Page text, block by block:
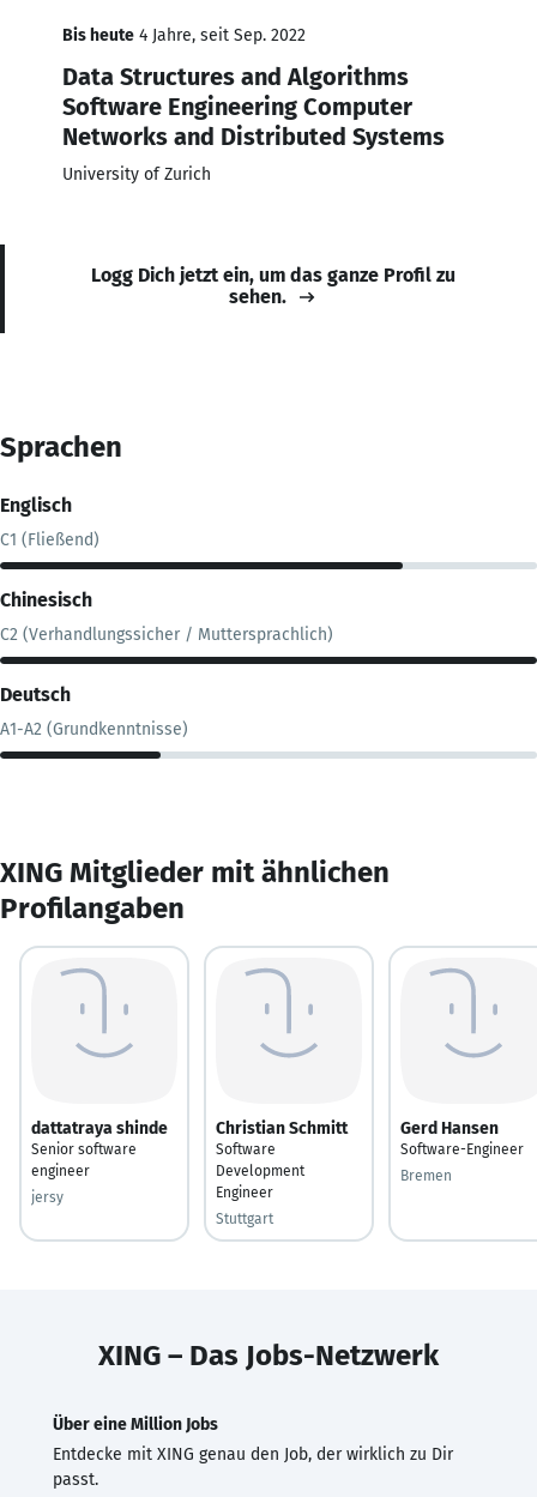
Bis heute 4 Jahre, seit Sep. 2022
Data Structures and Algorithms
Software Engineering Computer
Networks and Distributed Systems
University of Zurich
Logg Dich jetzt ein, um das ganze Profil zu
sehen.
Sprachen
Englisch
C1 (Fließend)
Chinesisch
C2 (Verhandlungssicher / Muttersprachlich)
Deutsch
A1-A2 (Grundkenntnisse)
XING Mitglieder mit ähnlichen
Profilangaben
dattatraya shinde
Senior software
engineer
jersy
Christian Schmitt
Software
Development
Engineer
Stuttgart
Gerd Hansen
Software-Engineer
Bremen
XING – Das Jobs-Netzwerk
Über eine Million Jobs
Entdecke mit XING genau den Job, der wirklich zu Dir
passt.